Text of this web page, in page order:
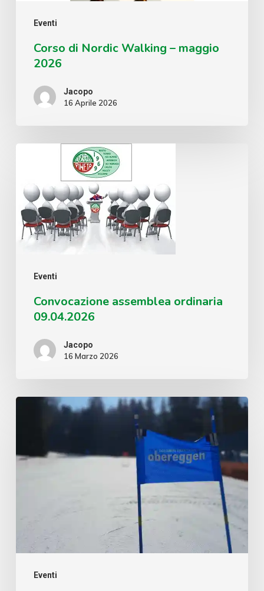
Eventi
Corso di Nordic Walking – maggio
2026
Jacopo
16 Aprile 2026
Eventi
Convocazione
ordinaria
09.04.2026
Convocazione assemblea ordinaria
09.04.2026
Jacopo
16 Marzo 2026
Eventi
sci